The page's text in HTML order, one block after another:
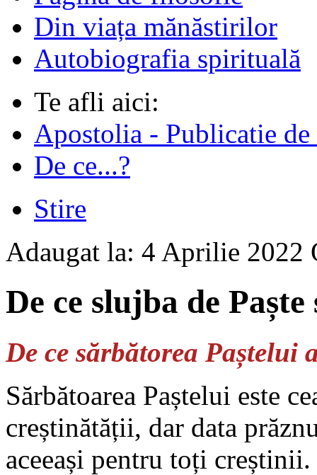
Din viața mănăstirilor
Autobiografia spirituală
Te afli aici:
Apostolia - Publicatie
De ce...?
Stire
Adaugat la: 4 Aprilie 2022
De ce slujba de Paște
De ce sărbătorea Paștelui
Sărbătoarea Paștelui este
creștinătății, dar data
aceeași pentru toți creștinii.